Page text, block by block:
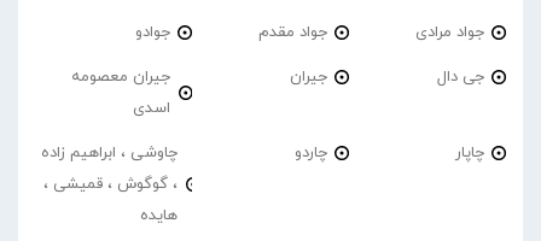
جواد مرادی جواد مقدم جوادو
جی دال جیران
جیران معصومه
اسدی
چاپار چاردو
چاوشی ، ابراهیم زاده
، گوگوش ، قمیشی ،
هایده